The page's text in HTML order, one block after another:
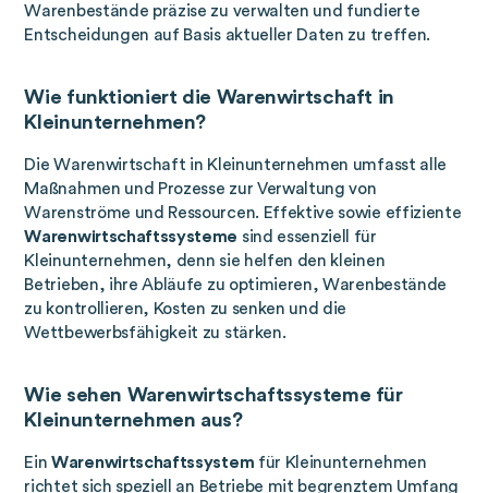
Warenbestände präzise zu verwalten und fundierte
Entscheidungen auf Basis aktueller Daten zu treffen.
Wie funktioniert die Warenwirtschaft in
Kleinunternehmen?
Die Warenwirtschaft in Kleinunternehmen umfasst alle
Maßnahmen und Prozesse zur Verwaltung von
Warenströme und Ressourcen. Effektive sowie effiziente
Warenwirtschaftssysteme sind essenziell für
Kleinunternehmen, denn sie helfen den kleinen
Betrieben, ihre Abläufe zu optimieren, Warenbestände
zu kontrollieren, Kosten zu senken und die
Wettbewerbsfähigkeit zu stärken.
Wie sehen Warenwirtschaftssysteme für
Kleinunternehmen aus?
EinWarenwirtschaftssystem für Kleinunternehmen
richtet sich speziell an Betriebe mit begrenztem Umfang